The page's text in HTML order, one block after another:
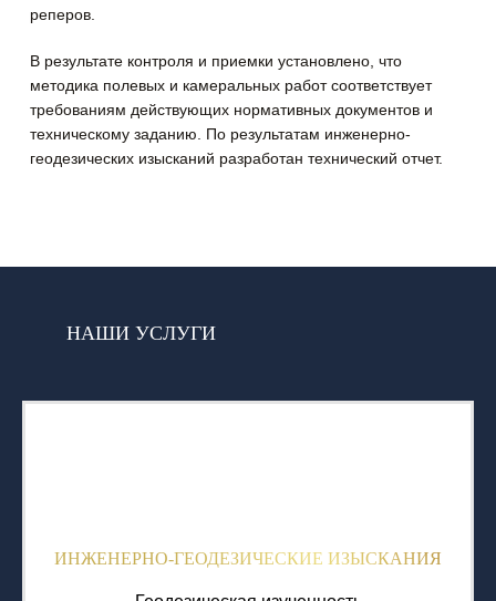
реперов.
В результате контроля и приемки установлено, что
методика полевых и камеральных работ соответствует
требованиям действующих нормативных документов и
техническому заданию. По результатам инженерно-
геодезических изысканий разработан технический отчет.
НАШИ УСЛУГИ
ИНЖЕНЕРНО-ГЕОДЕЗИЧЕСКИЕ ИЗЫСКАНИЯ